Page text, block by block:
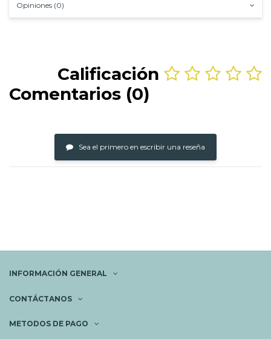
Opiniones (0)
Calificación
Comentarios (0)
Sea el primero en escribir una reseña
INFORMACIÓN GENERAL
CONTÁCTANOS
METODOS DE PAGO